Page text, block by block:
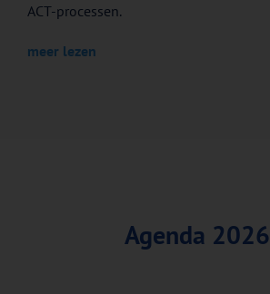
ACT-processen.
meer lezen
Agenda 2026